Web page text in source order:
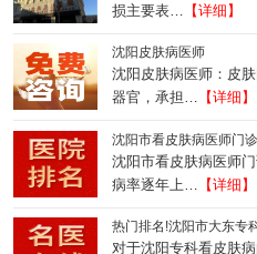
损主要表…
【详细】
沈阳皮肤病医师
沈阳皮肤病医师：皮
器官，承担… 【详细】
沈阳市看皮肤病医师门
沈阳市看皮肤病医师
病率逐年上…
【详细】
热门排名!沈阳市大东专
对于沈阳专科看皮肤